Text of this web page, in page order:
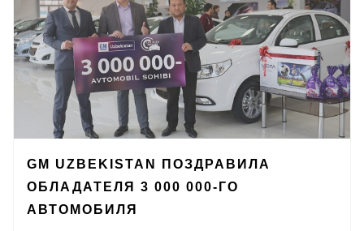
GM UZBEKISTAN ПОЗДРАВИЛА
ОБЛАДАТЕЛЯ 3 000 000-ГО
АВТОМОБИЛЯ